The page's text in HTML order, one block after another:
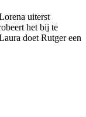
uiterst
het bij te
doet Rutger een